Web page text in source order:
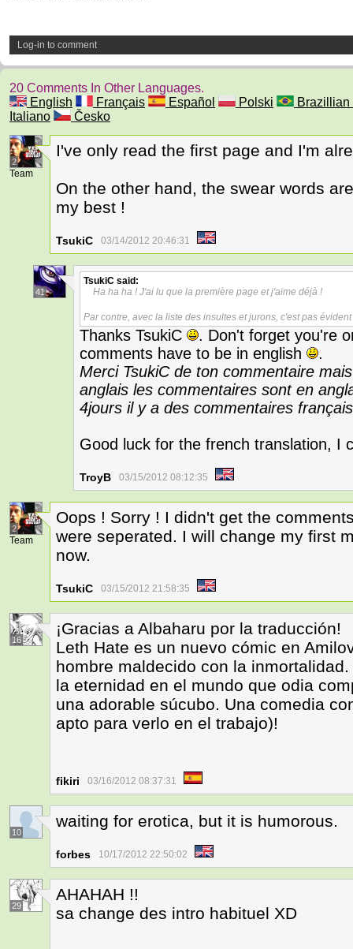
Log-in to comment
20 Comments In Other Languages.
English
Français Español Polski
Brazillian
Italiano
Česko
2
Team
I've only read the first page and I'm
On the other hand, the swear words
my best !
TsukiC 03/14/2012 20:46:31
41
TsukiC said:
Ha ha ha ! J'ai lu que la première page et j'aime déjà !
Par contre, avec la liste des insultes et jurons, c'est pas
Thanks TsukiC
. Don't forget you're
comments have to be in english
.
Merci TsukiC de ton commentaire
anglais les commentaires sont en
4jours il y a des commentaires
Good luck for the french translation, I
TroyB 03/15/2012 08:12:35
2
Team
Oops ! Sorry ! I didn't get the
were seperated. I will change my first
now.
TsukiC 03/15/2012 21:58:35
16
¡Gracias a Albaharu por la traducción!
Leth Hate es un nuevo cómic en
hombre maldecido con la
la eternidad en el mundo que odia
una adorable súcubo. Una comedia
apto para verlo en el trabajo)!
fikiri 03/16/2012 08:37:31
10
waiting for erotica, but it is humorous.
forbes 10/17/2012 22:50:02
29
AHAHAH !!
sa change des intro habituel XD